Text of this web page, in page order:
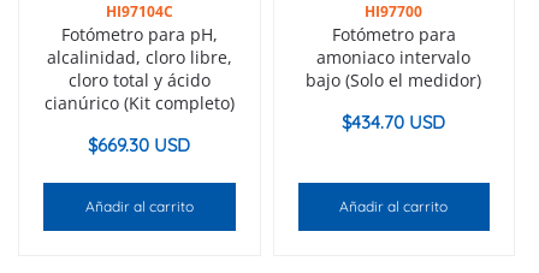
HI97104C
Fotómetro para pH,
alcalinidad, cloro libre,
cloro total y ácido
cianúrico (Kit completo)
$669.30 USD
Añadir al carrito
HI97700
Fotómetro para
amoniaco intervalo
bajo (Solo el medidor)
$434.70 USD
Añadir al carrito